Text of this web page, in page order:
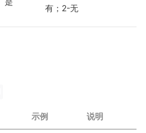
有；2-无
示例 说明